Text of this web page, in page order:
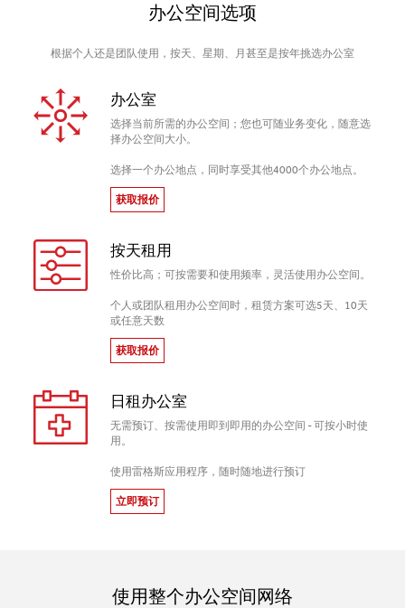
办公空间选项
根据个人还是团队使用，按天、星期、月甚至是按年挑选办公室
办公室
选择当前所需的办公空间；您也可随业务变化，随意选
择办公空间大小。
选择一个办公地点，同时享受其他4000个办公地点。
获取报价
按天租用
性价比高；可按需要和使用频率，灵活使用办公空间。
个人或团队租用办公空间时，租赁方案可选5天、10天
或任意天数
获取报价
日租办公室
无需预订、按需使用即到即用的办公空间 - 可按小时使
用。
使用雷格斯应用程序，随时随地进行预订
立即预订
使用整个办公空间网络